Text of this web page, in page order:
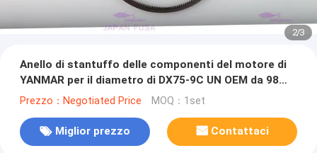
2/3
Anello di stantuffo delle componenti del motore di
YANMAR per il diametro di DX75-9C UN OEM da 98
millimetri 129907-22050
Prezzo：Negotiated Price MOQ：1set
Miglior prezzo Contattaci